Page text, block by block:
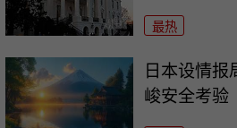
最热
日本设情报
峻安全考验